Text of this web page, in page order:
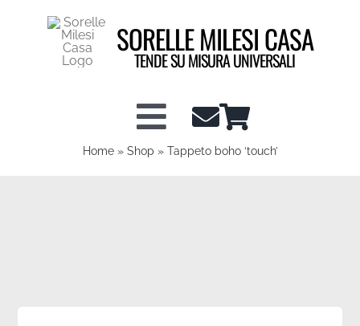
SORELLE MILESI CASA
TENDE SU MISURA UNIVERSALI
Toggle
Shop tende a vetro
Home» Shop » Tappeto boho ‘touch’